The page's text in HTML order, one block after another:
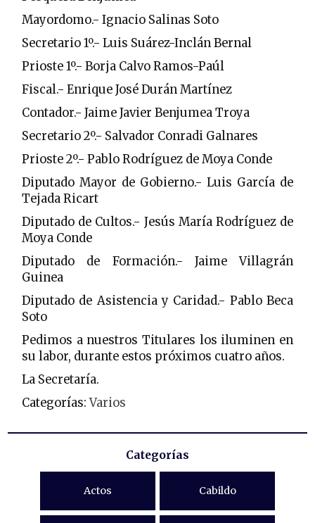
Mayordomo.- Ignacio Salinas Soto
Secretario 1º.- Luis Suárez-Inclán Bernal
Prioste 1º.- Borja Calvo Ramos-Paúl
Fiscal.- Enrique José Durán Martínez
Contador.- Jaime Javier Benjumea Troya
Secretario 2º.- Salvador Conradi Galnares
Prioste 2º.- Pablo Rodríguez de Moya Conde
Diputado Mayor de Gobierno.- Luis García de
Tejada Ricart
Diputado de Cultos.- Jesús María Rodríguez de
Moya Conde
Diputado de Formación.- Jaime Villagrán
Guinea
Diputado de Asistencia y Caridad.- Pablo Beca
Soto
Pedimos a nuestros Titulares los iluminen en
su labor, durante estos próximos cuatro años.
La Secretaría.
Categorías:Varios
Categorías
Actos Cabildo